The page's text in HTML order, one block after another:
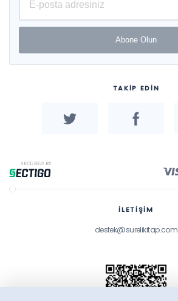
Abone Olun
TAKİP EDİN
İLETİŞİM
destek@surelikitap.com